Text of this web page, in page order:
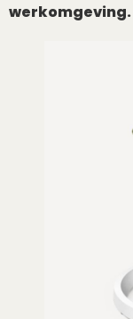
werkomgeving.